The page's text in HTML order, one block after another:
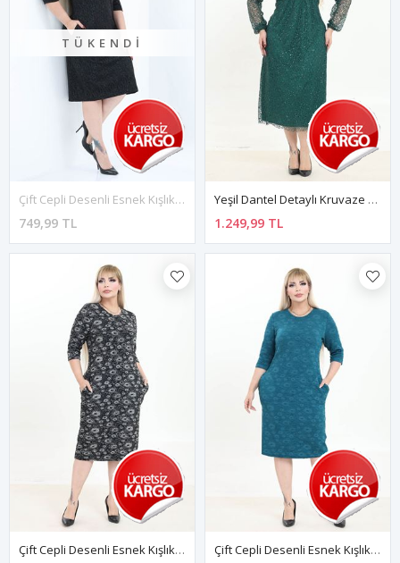
TÜKENDI
Çift Cepli Desenli Esnek Kışlık Büyük Beden Midi Elbise 46D-2770
749,99 TL
Yeşil Dantel Detaylı Kruvaze Yaka Uzun Kollu Abiye Elbise 1E-2763
1.249,99 TL
Çift Cepli Desenli Esnek Kışlık Büyük Beden Desenli Midi Elbise 12E-2768 Çift Cepli Desenli Esnek Kışlık Büyük Beden Yeşil Midi Elbise 37C-2767